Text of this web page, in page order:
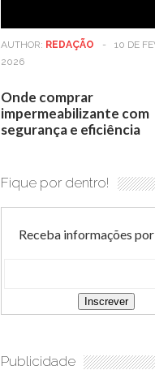
AUTHOR: REDAÇÃO -
10 DE
2026
Onde comprar
impermeabilizante com
segurança e eficiência
Fique por dentro!
Receba informações
Publicidade